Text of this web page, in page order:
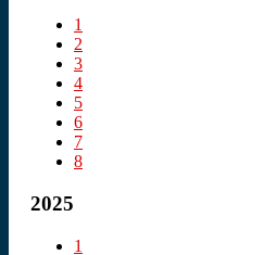
1
2
3
4
5
6
7
8
2025
1